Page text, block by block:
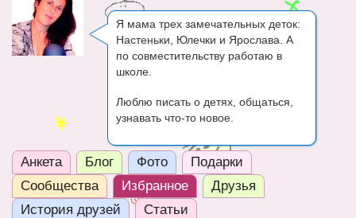
РАЗВИТИЕ
ВОПРОС-ОТВЕТ
Рекомендовано
Сказки
ПСИХОЛОГИЯ
Я мама трех замечательных деток:
Настеньки, Юлечки и Ярослава. А
по совместительству работаю в
школе.
Люблю писать о детях, общаться,
узнавать что-то новое.
Анкета Блог Фото
Подарки
Сообщества
Избранное
Друзья
История друзей
Статьи